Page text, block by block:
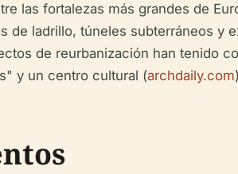
las fortalezas más grandes de
de ladrillo, túneles subterráneos
de reurbanización han tenido
y un centro cultural (archdaily.com